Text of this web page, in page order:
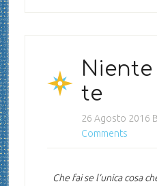
Niente
te
26 Agosto 2016
Comments
Che fai se l’unica cosa